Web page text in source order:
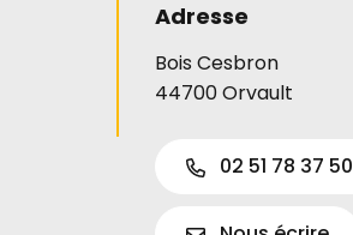
Adresse
Bois Cesbron
44700 Orvault
02 51 78 37 50